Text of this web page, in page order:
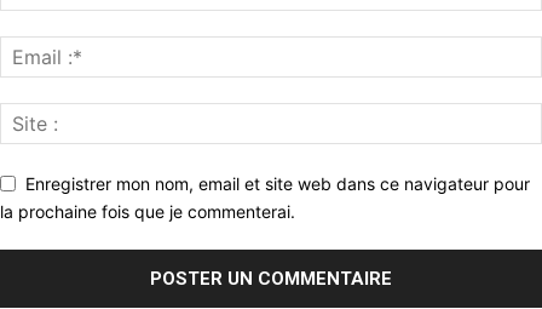
Enregistrer mon nom, email et site web dans ce navigateur pour
la prochaine fois que je commenterai.